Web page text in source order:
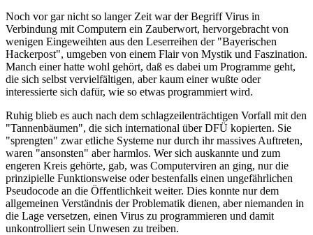
Noch vor gar nicht so langer Zeit war der Begriff Virus in
Verbindung mit Computern ein Zauberwort, hervorgebracht von
wenigen Eingeweihten aus den Leserreihen der "Bayerischen
Hackerpost", umgeben von einem Flair von Mystik und Faszination.
Manch einer hatte wohl gehört, daß es dabei um Programme geht,
die sich selbst vervielfältigen, aber kaum einer wußte oder
interessierte sich dafür, wie so etwas programmiert wird.
Ruhig blieb es auch nach dem schlagzeilenträchtigen Vorfall mit den
"Tannenbäumen", die sich international über DFÜ kopierten. Sie
"sprengten" zwar etliche Systeme nur durch ihr massives Auftreten,
waren "ansonsten" aber harmlos. Wer sich auskannte und zum
engeren Kreis gehörte, gab, was Computerviren an ging, nur die
prinzipielle Funktionsweise oder bestenfalls einen ungefährlichen
Pseudocode an die Öffentlichkeit weiter. Dies konnte nur dem
allgemeinen Verständnis der Problematik dienen, aber niemanden in
die Lage versetzen, einen Virus zu programmieren und damit
unkontrolliert sein Unwesen zu treiben.